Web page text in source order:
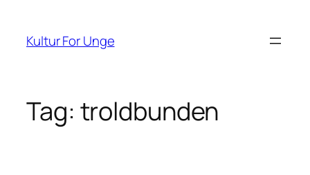
indhold
Kultur For Unge
Tag: troldbunden